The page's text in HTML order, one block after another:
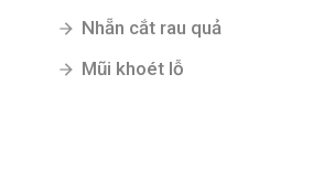
Nhẵn cắt rau quả
Mũi khoét lỗ